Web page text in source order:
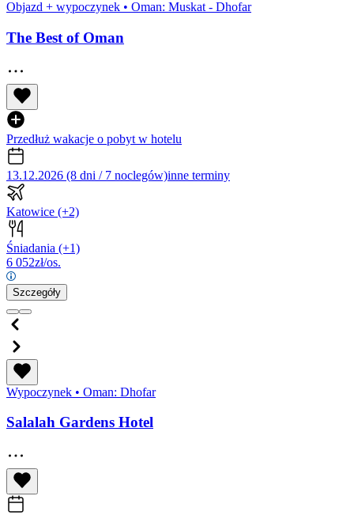
Objazd + wypoczynek • Oman: Muskat - Dhofar
The Best of Oman
Przedłuż wakacje o pobyt w hotelu
13.12.2026 (8 dni / 7 noclegów)inne terminy
Katowice (+2)
Śniadania (+1)
6 052zł/os.
Szczegóły
Wypoczynek • Oman: Dhofar
Salalah Gardens Hotel